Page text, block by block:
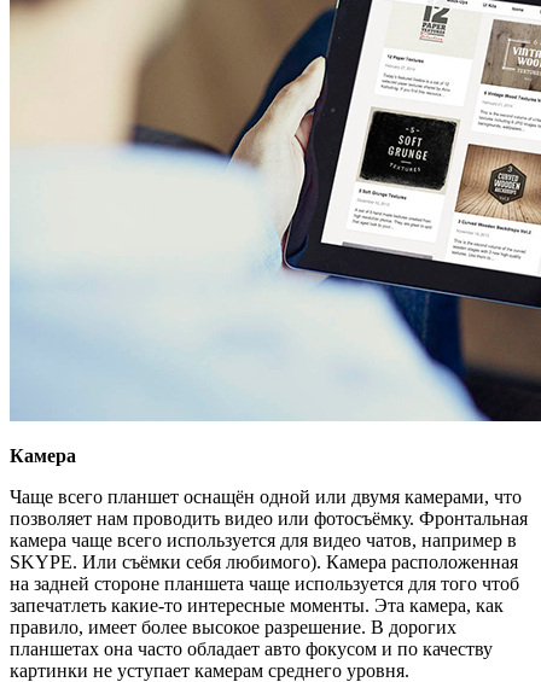
Камера
Чаще всего планшет оснащён одной или двумя камерами, что
позволяет нам проводить видео или фотосъёмку. Фронтальная
камера чаще всего используется для видео чатов, например в
SKYPE. Или съёмки себя любимого). Камера расположенная
на задней стороне планшета чаще используется для того чтоб
запечатлеть какие-то интересные моменты. Эта камера, как
правило, имеет более высокое разрешение. В дорогих
планшетах она часто обладает авто фокусом и по качеству
картинки не уступает камерам среднего уровня.